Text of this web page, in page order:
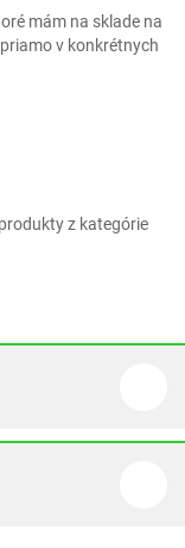
mám na sklade na
v konkrétnych
z kategórie